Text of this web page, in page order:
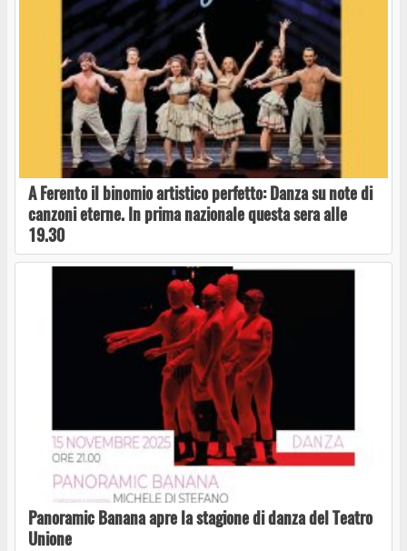
A Ferento il binomio artistico perfetto: Danza su note di
canzoni eterne. In prima nazionale questa sera alle
19.30
Panoramic Banana apre la stagione di danza del Teatro
Unione
L’originale Consorzio de Gli Ambulanti di Forte
dei Marmi® a Bolsena domenica 26 luglio
L’estate più cool è a Bolsena, l’8 luglio tutti
con EFF alla spiaggia del Guadetto per vedere
un film tra le onde del lago
Bolsena Sonic 2026